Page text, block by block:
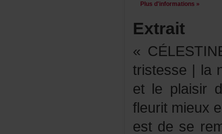
Plusd'informations»
Extrait